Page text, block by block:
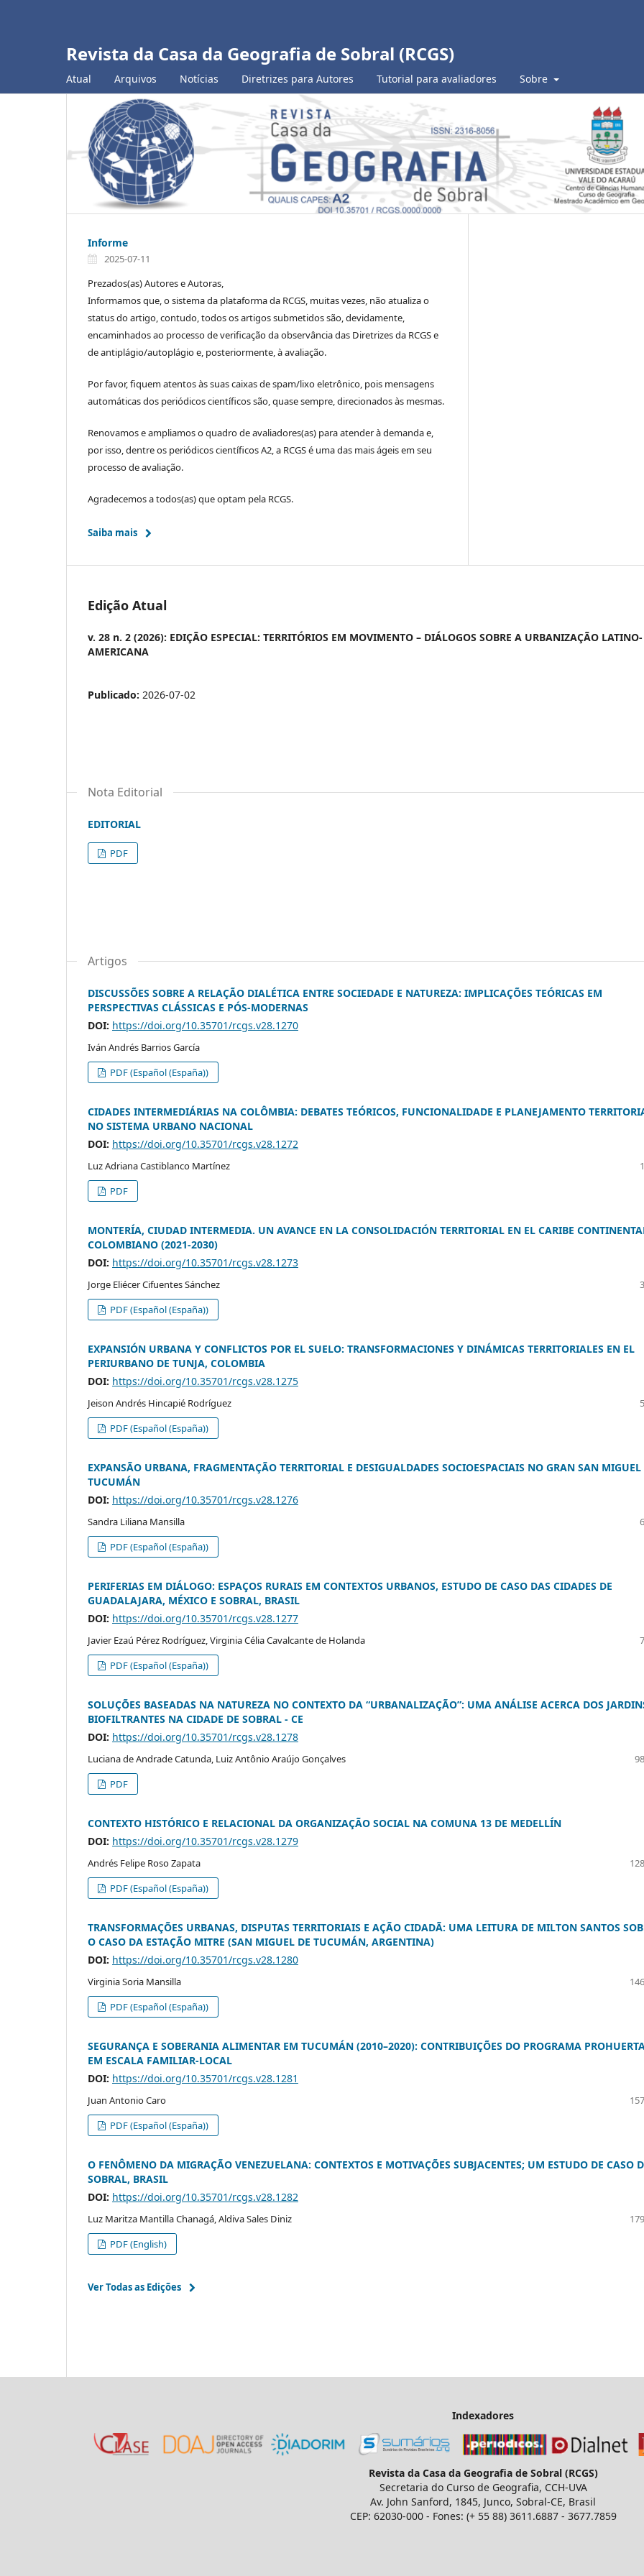
Revista da Casa da Geografia de Sobral (RCGS)
Atual Arquivos Notícias Diretrizes para Autores Tutorial para avaliadores Sobre
Informe
2025-07-11
Prezados(as) Autores e Autoras,
Informamos que, o sistema da plataforma da RCGS, muitas vezes, não atualiza o
status do artigo, contudo, todos os artigos submetidos são, devidamente,
encaminhados ao processo de verificação da observância das Diretrizes da RCGS e
de antiplágio/autoplágio e, posteriormente, à avaliação.
Por favor, fiquem atentos às suas caixas de spam/lixo eletrônico, pois mensagens
automáticas dos periódicos científicos são, quase sempre, direcionados às mesmas.
Renovamos e ampliamos o quadro de avaliadores(as) para atender à demanda e,
por isso, dentre os periódicos científicos A2, a RCGS é uma das mais ágeis em seu
processo de avaliação.
Agradecemos a todos(as) que optam pela RCGS.
Saiba mais
Edição Atual
v. 28 n. 2 (2026): EDIÇÃO ESPECIAL: TERRITÓRIOS EM MOVIMENTO – DIÁLOGOS SOBRE A URBANIZAÇÃO LATINO-
AMERICANA
Publicado: 2026-07-02
Nota Editorial
EDITORIAL
PDF
Artigos
DISCUSSÕES SOBRE A RELAÇÃO DIALÉTICA ENTRE SOCIEDADE E NATUREZA: IMPLICAÇÕES TEÓRICAS EM
PERSPECTIVAS CLÁSSICAS E PÓS-MODERNAS
DOI: https://doi.org/10.35701/rcgs.v28.1270
Iván Andrés Barrios García
PDF (Español (España))
CIDADES INTERMEDIÁRIAS NA COLÔMBIA: DEBATES TEÓRICOS, FUNCIONALIDADE E PLANEJAMENTO
NO SISTEMA URBANO NACIONAL
DOI: https://doi.org/10.35701/rcgs.v28.1272
Luz Adriana Castiblanco Martínez
PDF
MONTERÍA, CIUDAD INTERMEDIA. UN AVANCE EN LA CONSOLIDACIÓN TERRITORIAL EN EL CARIBE
COLOMBIANO (2021-2030)
DOI: https://doi.org/10.35701/rcgs.v28.1273
Jorge Eliécer Cifuentes Sánchez
PDF (Español (España))
EXPANSIÓN URBANA Y CONFLICTOS POR EL SUELO: TRANSFORMACIONES Y DINÁMICAS TERRITORIALES EN EL
PERIURBANO DE TUNJA, COLOMBIA
DOI: https://doi.org/10.35701/rcgs.v28.1275
Jeison Andrés Hincapié Rodríguez
PDF (Español (España))
EXPANSÃO URBANA, FRAGMENTAÇÃO TERRITORIAL E DESIGUALDADES SOCIOESPACIAIS NO GRAN SAN MIGUEL
TUCUMÁN
DOI: https://doi.org/10.35701/rcgs.v28.1276
Sandra Liliana Mansilla
PDF (Español (España))
PERIFERIAS EM DIÁLOGO: ESPAÇOS RURAIS EM CONTEXTOS URBANOS, ESTUDO DE CASO DAS CIDADES DE
GUADALAJARA, MÉXICO E SOBRAL, BRASIL
DOI: https://doi.org/10.35701/rcgs.v28.1277
Javier Ezaú Pérez Rodríguez, Virginia Célia Cavalcante de Holanda
PDF (Español (España))
SOLUÇÕES BASEADAS NA NATUREZA NO CONTEXTO DA “URBANALIZAÇÃO”: UMA ANÁLISE ACERCA DOS
BIOFILTRANTES NA CIDADE DE SOBRAL - CE
DOI: https://doi.org/10.35701/rcgs.v28.1278
Luciana de Andrade Catunda, Luiz Antônio Araújo Gonçalves
PDF
CONTEXTO HISTÓRICO E RELACIONAL DA ORGANIZAÇÃO SOCIAL NA COMUNA 13 DE MEDELLÍN
DOI: https://doi.org/10.35701/rcgs.v28.1279
Andrés Felipe Roso Zapata
PDF (Español (España))
TRANSFORMAÇÕES URBANAS, DISPUTAS TERRITORIAIS E AÇÃO CIDADÃ: UMA LEITURA DE MILTON SANTOS
O CASO DA ESTAÇÃO MITRE (SAN MIGUEL DE TUCUMÁN, ARGENTINA)
DOI: https://doi.org/10.35701/rcgs.v28.1280
Virginia Soria Mansilla
PDF (Español (España))
SEGURANÇA E SOBERANIA ALIMENTAR EM TUCUMÁN (2010–2020): CONTRIBUIÇÕES DO PROGRAMA
EM ESCALA FAMILIAR-LOCAL
DOI: https://doi.org/10.35701/rcgs.v28.1281
Juan Antonio Caro
PDF (Español (España))
O FENÔMENO DA MIGRAÇÃO VENEZUELANA: CONTEXTOS E MOTIVAÇÕES SUBJACENTES; UM ESTUDO DE CASO
SOBRAL, BRASIL
DOI: https://doi.org/10.35701/rcgs.v28.1282
Luz Maritza Mantilla Chanagá, Aldiva Sales Diniz
PDF (English)
Ver Todas as Edições
Indexadores
Revista da Casa da Geografia de Sobral (RCGS)
Secretaria do Curso de Geografia, CCH-UVA
Av. John Sanford, 1845, Junco, Sobral-CE, Brasil
CEP: 62030-000 - Fones: (+ 55 88) 3611.6887 - 3677.7859